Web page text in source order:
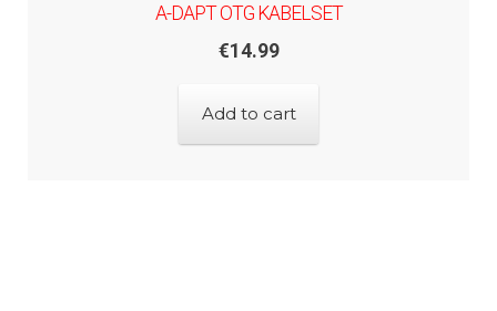
A-DAPT OTG KABELSET
€14.99
Add to cart